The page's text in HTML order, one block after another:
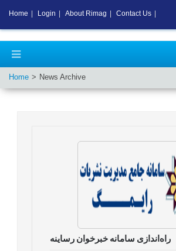
Home News Archive
راه‌اندازی سامانه خبرخوان رساینه
Home Login About Rimag Contact Us